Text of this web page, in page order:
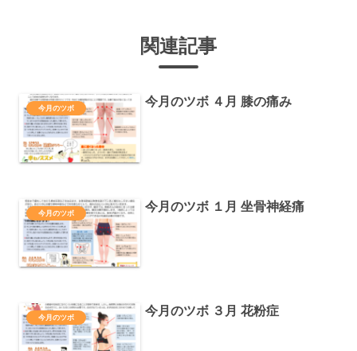
関連記事
今月のツボ 今月のツボ ４月 膝の痛み
今月のツボ 今月のツボ １月 坐骨神経痛
今月のツボ 今月のツボ ３月 花粉症